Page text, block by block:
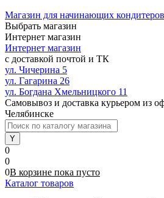
Магазин для начинающих кондитеров
Выбрать магазин
Интернет магазин
Интернет магазин
с доставкой почтой и ТК
ул. Чичерина 5
ул. Гагарина 26
ул. Богдана Хмельницкого 11
Самовывоз и доставка курьером из
Челябинске
0
0
0В корзине пока пусто
Каталог товаров